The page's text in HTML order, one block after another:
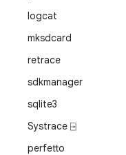
logcat
mksdcard
retrace
sdkmanager
sqlite3
Systrace ⍈
perfetto